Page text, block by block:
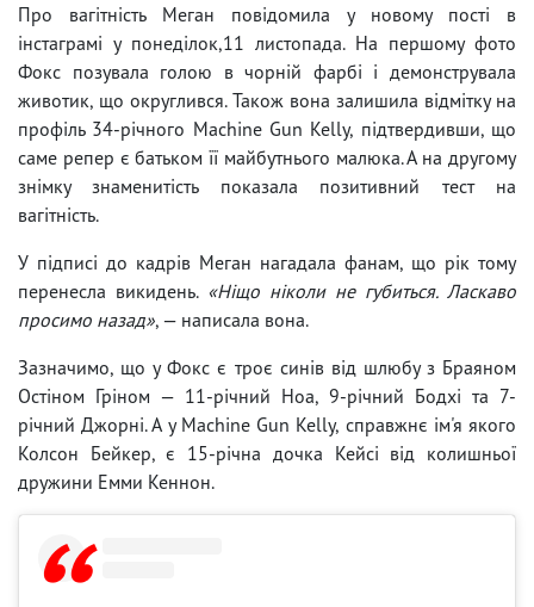
Про вагітність Меган повідомила у новому пості в
інстаграмі у понеділок,11 листопада. На першому фото
Фокс позувала голою в чорній фарбі і демонструвала
животик, що округлився. Також вона залишила відмітку на
профіль 34-річного Machine Gun Kelly, підтвердивши, що
саме репер є батьком її майбутнього малюка. А на другому
знімку знаменитість показала позитивний тест на
вагітність.
У підписі до кадрів Меган нагадала фанам, що рік тому
перенесла викидень. «Ніщо ніколи не губиться. Ласкаво
просимо назад», — написала вона.
Зазначимо, що у Фокс є троє синів від шлюбу з Браяном
Остіном Гріном — 11-річний Ноа, 9-річний Бодхі та 7-
річний Джорні. А у Machine Gun Kelly, справжнє ім'я якого
Колсон Бейкер, є 15-річна дочка Кейсі від колишньої
дружини Емми Кеннон.